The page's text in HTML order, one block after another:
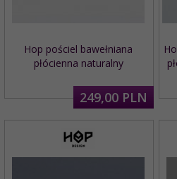
Hop pościel bawełniana
płócienna naturalny
249,00 PLN